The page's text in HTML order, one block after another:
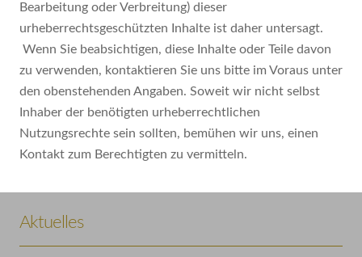
Bearbeitung oder Verbreitung) dieser
urheberrechtsgeschützten Inhalte ist daher untersagt.
Wenn Sie beabsichtigen, diese Inhalte oder Teile davon
zu verwenden, kontaktieren Sie uns bitte im Voraus unter
den obenstehenden Angaben. Soweit wir nicht selbst
Inhaber der benötigten urheberrechtlichen
Nutzungsrechte sein sollten, bemühen wir uns, einen
Kontakt zum Berechtigten zu vermitteln.
Aktuelles